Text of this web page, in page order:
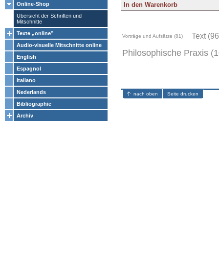
Online-Shop
Übersicht der Schriften und
Mitschnitte
Texte „online”
Audio-visuelle Mitschnitte online
English
Espagnol
Italiano
Nederlands
Bibliographie
Archiv
Vorträge und Aufsätze (81) Text
Philosophische Praxis
nach oben Seite drucken